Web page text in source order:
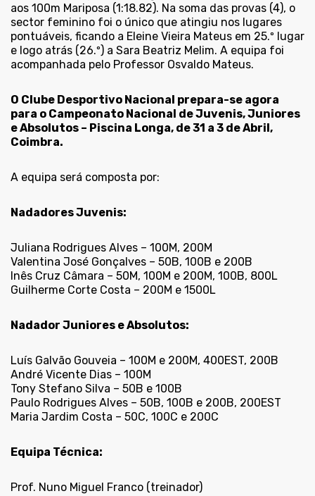
aos 100m Mariposa (1:18.82). Na soma das provas (4), o
sector feminino foi o único que atingiu nos lugares
pontuáveis, ficando a Eleine Vieira Mateus em 25.º lugar
e logo atrás (26.º) a Sara Beatriz Melim. A equipa foi
acompanhada pelo Professor Osvaldo Mateus.
O Clube Desportivo Nacional prepara-se agora
para o Campeonato Nacional de Juvenis, Juniores
e Absolutos – Piscina Longa, de 31 a 3 de Abril,
Coimbra.
A equipa será composta por:
Nadadores Juvenis:
Juliana Rodrigues Alves – 100M, 200M
Valentina José Gonçalves – 50B, 100B e 200B
Inês Cruz Câmara – 50M, 100M e 200M, 100B, 800L
Guilherme Corte Costa – 200M e 1500L
Nadador Juniores e Absolutos:
Luís Galvão Gouveia – 100M e 200M, 400EST, 200B
André Vicente Dias – 100M
Tony Stefano Silva – 50B e 100B
Paulo Rodrigues Alves – 50B, 100B e 200B, 200EST
Maria Jardim Costa – 50C, 100C e 200C
Equipa Técnica:
Prof. Nuno Miguel Franco (treinador)